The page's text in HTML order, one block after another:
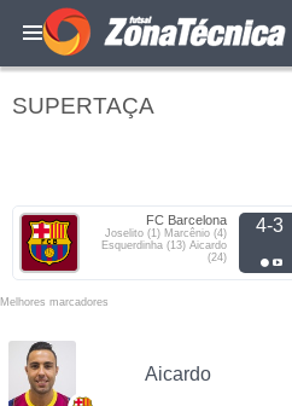
SUPERTAÇA
FC Barcelona
Joselito (1) Marcênio (4)
Esquerdinha (13) Aicardo
(24)
4-3
Melhores marcadores
Aicardo